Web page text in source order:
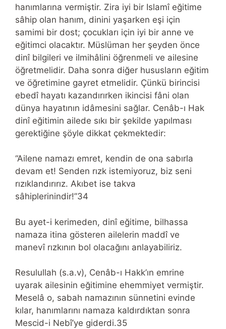
hanımlarına vermiştir. Zira iyi bir Islamî eğitime
sâhip olan hanım, dinini yaşarken eşi için
samimi bir dost; çocukları için iyi bir anne ve
eğitimci olacaktır. Müslüman her şeyden önce
dinî bilgileri ve ilmihâlini öğrenmeli ve ailesine
öğretmelidir. Daha sonra diğer hususların eğitim
ve öğretimine gayret etmelidir. Çünkü birincisi
ebedî hayatı kazandırırken ikincisi fâni olan
dünya hayatının idâmesini sağlar. Cenâb-ı Hak
dinî eğitimin ailede sıkı bir şekilde yapılması
gerektiğine şöyle dikkat çekmektedir:
“Ailene namazı emret, kendin de ona sabırla
devam et! Senden rızk istemiyoruz, biz seni
rızıklandırırız. Akıbet ise takva
sâhiplerinindir!”34
Bu ayet-i kerimeden, dinî eğitime, bilhassa
namaza itina gösteren ailelerin maddî ve
manevî rızkının bol olacağını anlayabiliriz.
Resulullah (s.a.v), Cenâb-ı Hakk’ın emrine
uyarak ailesinin eğitimine ehemmiyet vermiştir.
Meselâ o, sabah namazının sünnetini evinde
kılar, hanımlarını namaza kaldırdıktan sonra
Mescid-i Nebî’ye giderdi.35